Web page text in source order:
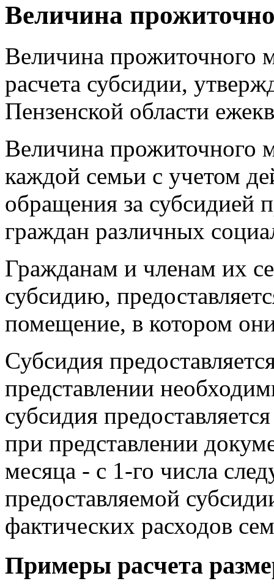
Величина
Величина прожиточного
расчета субсидии,
Пензенской области
Величина прожиточного
каждой семьи с учетом
обращения за
граждан различных
Гражданам и членам их
субсидию,
помещение, в котором
Субсидия
представлении
субсидия
при представлении
месяца - с 1-го числа
предоставляемой
фактических расходов
Примеры расчета